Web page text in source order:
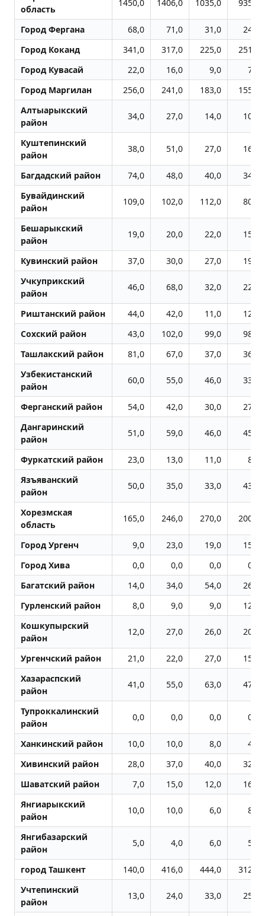
область
1450,0 1406,0 1035,0 935,0
Город Фергана 68,0 71,0 31,0
24,0
Город Коканд
341,0 317,0 225,0
251,0
Город Кувасай
22,0 16,0 9,0
7,0
Город Маpгилан
256,0 241,0 183,0
155,0
Алтыарыкский
район
34,0 27,0 14,0 10,0
Куштепинский
район
38,0 51,0 27,0 16,0
Багдадский район 74,0 48,0 40,0
34,0
Бувайдинский
район
109,0 102,0 112,0 80,0
Бешарыкский
район
19,0 20,0 22,0 15,0
Кувинский район 37,0 30,0 27,0
19,0
Учкуприкский
район
46,0 68,0 32,0 22,0
Риштанский район 44,0 42,0 11,0
12,0
Сохский район
43,0 102,0 99,0
98,0
Ташлакский район
81,0 67,0 37,0
36,0
Узбекистанский
район
60,0 55,0 46,0 33,0
Ферганский район 54,0 42,0 30,0
27,0
Дангаринский
район
51,0 59,0 46,0 45,0
Фуркатский район 23,0 13,0 11,0
8,0
Язъяванский
район
50,0 35,0 33,0 43,0
Хорезмская
область
165,0 246,0 270,0 200,0
Город Ургенч 9,0 23,0 19,0
15,0
Город Хива
0,0 0,0 0,0
0,0
Багатский район
14,0 34,0 54,0
26,0
Гурленский район
8,0 9,0 9,0
12,0
Кошкупырский
район
12,0 27,0 26,0 20,0
Ургенчский район 21,0 22,0 27,0
15,0
Хазараспский
район
41,0 55,0 63,0 47,0
Тупроккалинский
район
0,0 0,0 0,0 0,0
Ханкинский район 10,0 10,0 8,0
4,0
Хивинский район
28,0 37,0 40,0
32,0
Шаватский район
7,0 15,0 12,0
16,0
Янгиарыкский
район
10,0 10,0 6,0 8,0
Янгибазарский
район
5,0 4,0 6,0 5,0
город Ташкент 140,0 416,0 444,0
312,0
Учтепинский
район
13,0 24,0 33,0 25,0